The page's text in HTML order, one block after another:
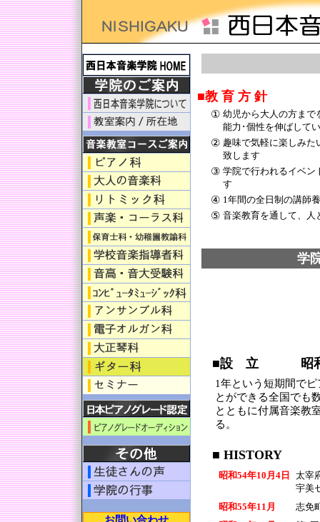
■教 育 方 針
① 幼児から大人の方まで
能力･個性を伸ばして
② 趣味で気軽に楽しみた
致します
③ 学院で行われるイベン
す
④ 1年間の全日制の講師
⑤ 音楽教育を通して、人
学
■設 立 昭和
1年という短期間で
とができる全国でも
とともに付属音楽教
る。
■ HISTORY
昭和54年10月4日
太宰
宇美
昭和55年11月
志免